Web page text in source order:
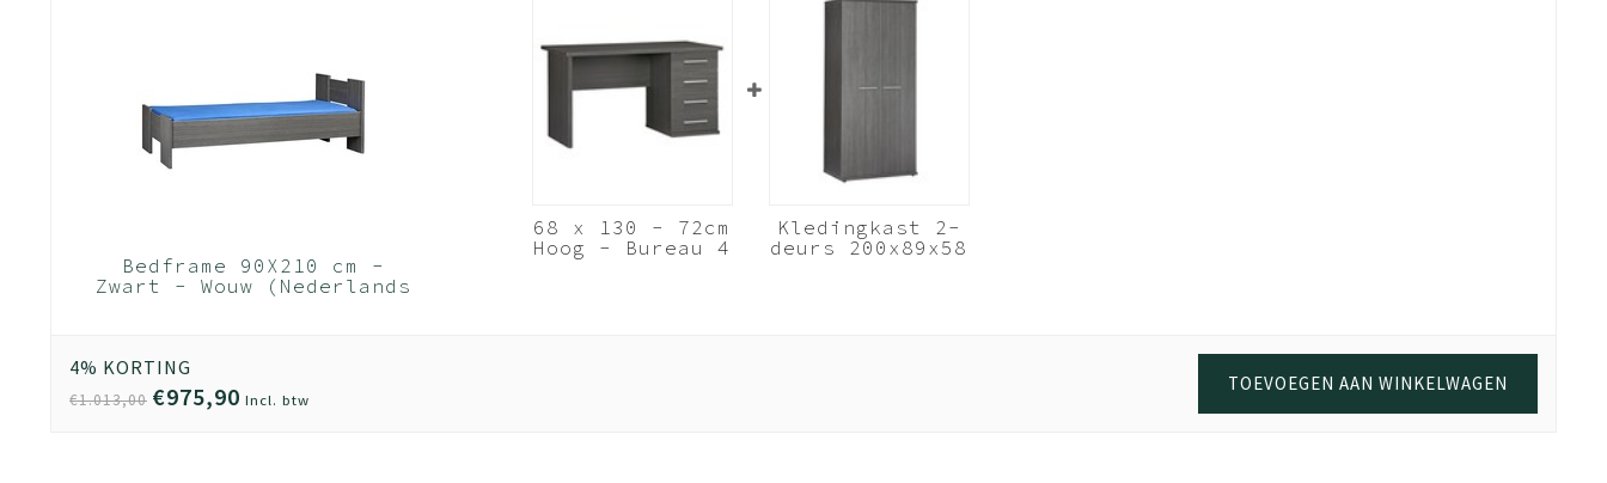
Bedframe 90X210 cm -
Zwart - Wouw (Nederlands
68 x 130 - 72cm
Hoog - Bureau 4
Kledingkast 2-
deurs 200x89x58
4% KORTING
€1.013,00 €975,90 Incl. btw
TOEVOEGEN AAN WINKELWAGEN